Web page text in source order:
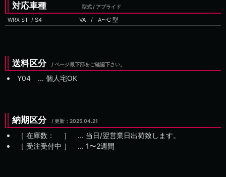
対応車種 型式 / アプライド
WRX STI / S4 VA /
送料区分 / ページ最下部をご確認下さい。
Y04 ... 個人宅OK
納期区分 / 更新：
［ 在庫数： ］ ... 当日/翌営業日出荷致します。
［ 受注受付中 ］ ...